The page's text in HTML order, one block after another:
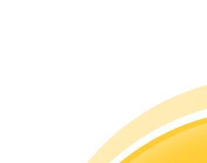
Торговые стратегии
Узнайте, как оставаться прибыльным